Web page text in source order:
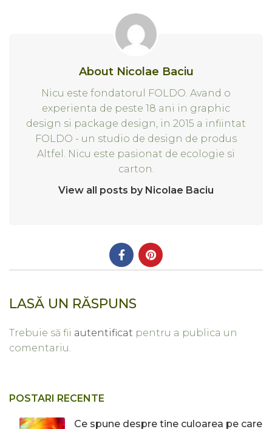
About Nicolae Baciu
Nicu este fondatorul FOLDO. Avand o
experienta de peste 18 ani in graphic
design si package design, in 2015 a infiintat
FOLDO - un studio de design de produs
Altfel. Nicu este pasionat de ecologie si
carton.
View all posts by Nicolae Baciu
LASĂ UN RĂSPUNS
Trebuie să fii autentificat pentru a publica un
comentariu.
POSTARI RECENTE
Ce spune despre tine culoarea pe care